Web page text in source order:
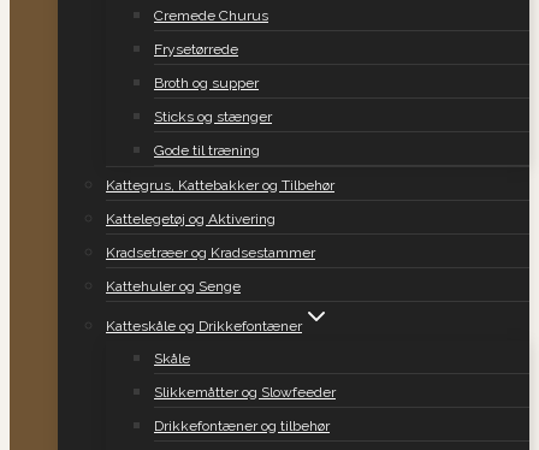
Cremede Churus
Frysetørrede
Broth og supper
Sticks og stænger
Gode til træning
Kattegrus, Kattebakker og Tilbehør
Kattelegetøj og Aktivering
Kradsetræer og Kradsestammer
Kattehuler og Senge
Katteskåle og Drikkefontæner
Skåle
Slikkemåtter og Slowfeeder
Drikkefontæner og tilbehør